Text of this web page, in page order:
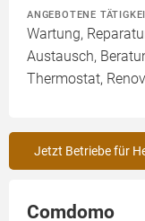
ANGEBOTENE
Wartung,
Austausch,
Thermostat,
Jetzt Betriebe für
Comdomo